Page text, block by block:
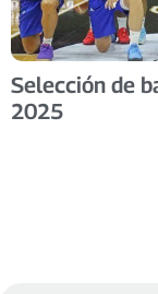
Selección de
2025